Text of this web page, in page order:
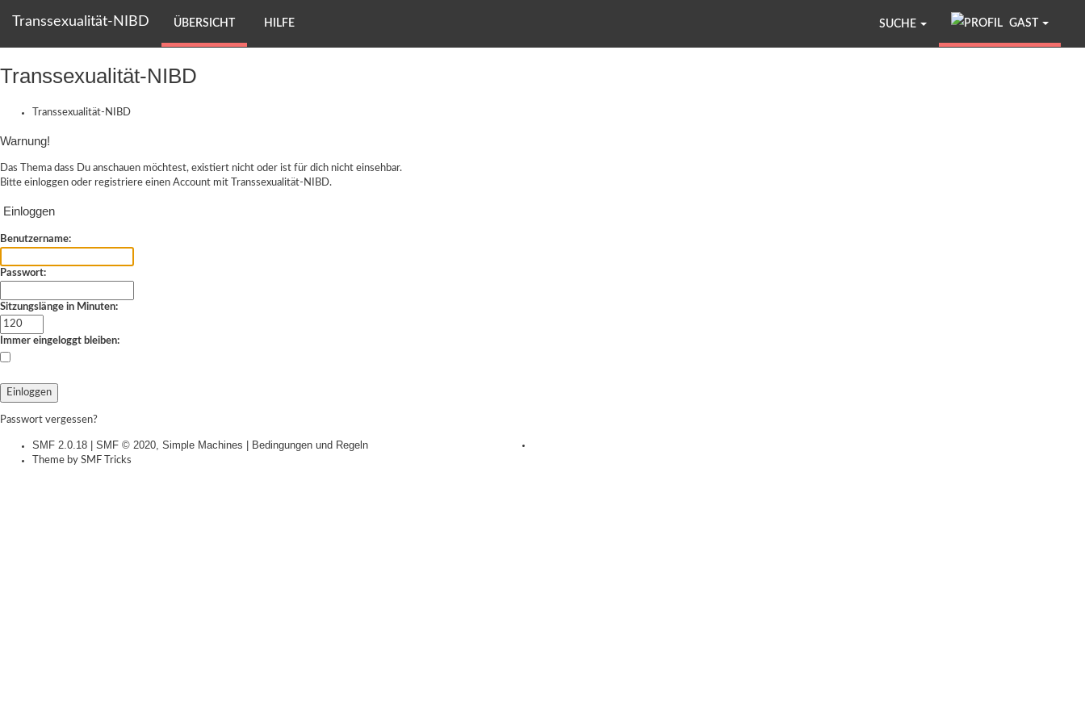
Transsexualität-NIBD ÜBERSICHT HILFE GAST
SUCHE
Transsexualität-NIBD
Transsexualität-NIBD
Warnung!
Das Thema dass Du anschauen möchtest, existiert nicht oder ist für dich nicht einsehbar.
Bitte einloggen oder registriere einen Account mit Transsexualität-NIBD.
Einloggen
Benutzername:
Passwort:
Sitzungslänge in Minuten:
Immer eingeloggt bleiben:
Passwort vergessen?
SMF 2.0.18 | SMF © 2020 Simple Machines | Bedingungen und Regeln
Theme by SMF Tricks